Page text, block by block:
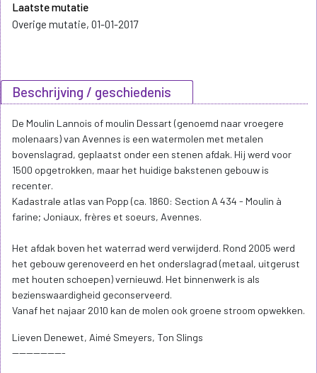
Laatste mutatie
Overige mutatie, 01-01-2017
Beschrijving / geschiedenis
De Moulin Lannois of moulin Dessart (genoemd naar vroegere
molenaars) van Avennes is een watermolen met metalen
bovenslagrad, geplaatst onder een stenen afdak. Hij werd voor
1500 opgetrokken, maar het huidige bakstenen gebouw is
recenter.
Kadastrale atlas van Popp (ca. 1860: Section A 434 - Moulin à
farine; Joniaux, frères et soeurs, Avennes.
Het afdak boven het waterrad werd verwijderd. Rond 2005 werd
het gebouw gerenoveerd en het onderslagrad (metaal, uitgerust
met houten schoepen) vernieuwd. Het binnenwerk is als
bezienswaardigheid geconserveerd.
Vanaf het najaar 2010 kan de molen ook groene stroom opwekken.
Lieven Denewet, Aimé Smeyers, Ton Slings
---------------